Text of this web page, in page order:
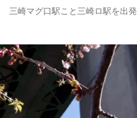
三崎マグ口駅こと三崎ロ駅を出発